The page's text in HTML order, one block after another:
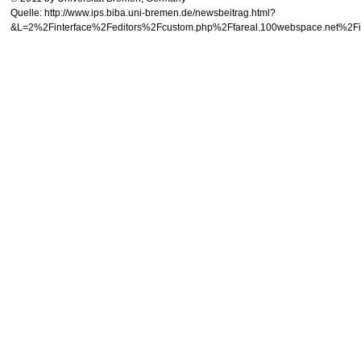
Quelle: http://www.ips.biba.uni-bremen.de/newsbeitrag.html?